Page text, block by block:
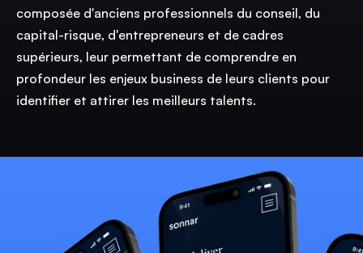
composée d'anciens professionnels du conseil, du
capital-risque, d'entrepreneurs et de cadres
supérieurs, leur permettant de comprendre en
profondeur les enjeux business de leurs clients pour
identifier et attirer les meilleurs talents.